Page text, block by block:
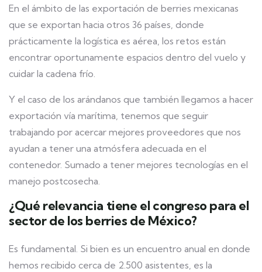
En el ámbito de las exportación de berries mexicanas
que se exportan hacia otros 36 países, donde
prácticamente la logística es aérea, los retos están
encontrar oportunamente espacios dentro del vuelo y
cuidar la cadena frío.
Y el caso de los arándanos que también llegamos a hacer
exportación vía marítima, tenemos que seguir
trabajando por acercar mejores proveedores que nos
ayudan a tener una atmósfera adecuada en el
contenedor. Sumado a tener mejores tecnologías en el
manejo postcosecha.
¿Qué relevancia tiene el congreso para el
sector de los berries de México?
Es fundamental. Si bien es un encuentro anual en donde
hemos recibido cerca de 2.500 asistentes, es la